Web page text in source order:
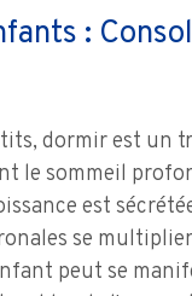
:
dormir est un
le sommeil
est
se
peut se